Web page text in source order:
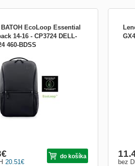
BATOH EcoLoop Essential
14-16 - CP3724 DELL-
460-BDSS
- 14&quot; - 16&quot; - černá
notebook - 14&quot; - 16&quot; -
20.51 €
€ do košíka
bez